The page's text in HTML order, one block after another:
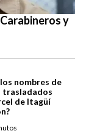
y
nombres de
trasladados
de Itagüí